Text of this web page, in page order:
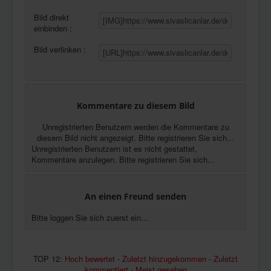
Bild direkt
einbinden :
Bild verlinken :
Kommentare zu diesem Bild
Unregistrierten Benutzern werden die Kommentare zu
diesem Bild nicht angezeigt. Bitte registrieren Sie sich...
Unregistrierten Benutzern ist es nicht gestattet,
Kommentare anzulegen. Bitte registrieren Sie sich...
An einen Freund senden
Bitte loggen Sie sich zuerst ein...
TOP 12: Hoch bewertet - Zuletzt hinzugekommen - Zuletzt